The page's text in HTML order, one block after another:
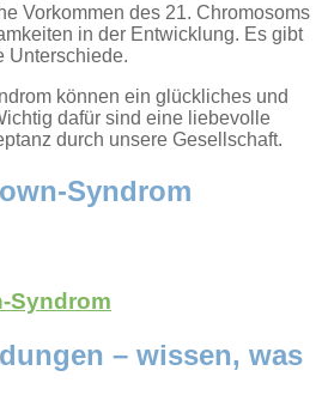
Vorkommen des 21. Chromosoms
in der Entwicklung. Es gibt
Unterschiede.
können ein glückliches und
dafür sind eine liebevolle
durch unsere Gesellschaft.
Syndrom
Syndrom
– wissen, was